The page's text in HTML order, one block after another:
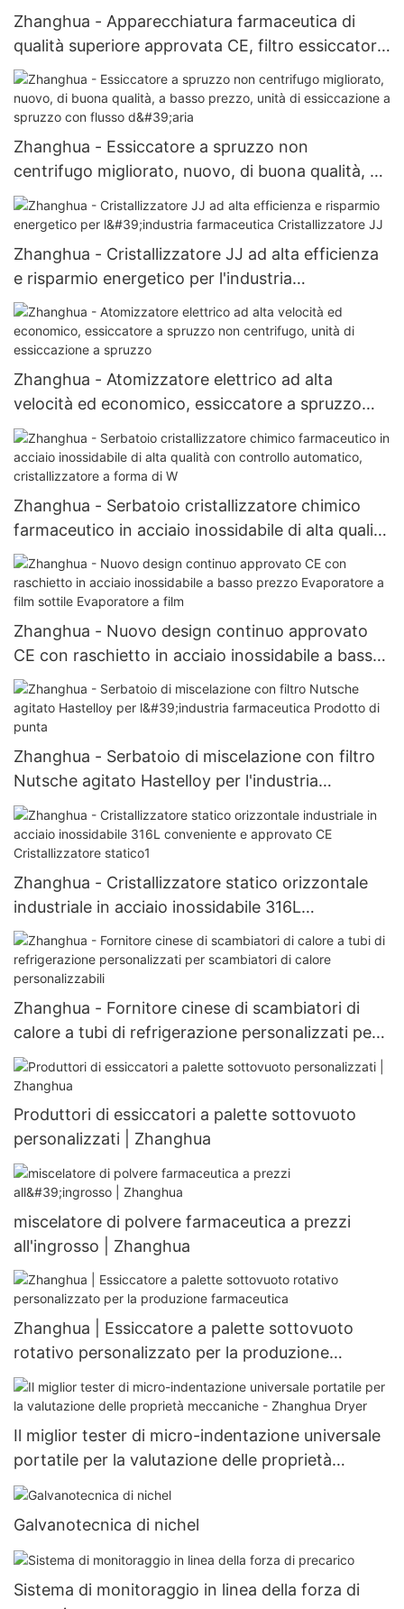
Zhanghua - Apparecchiatura farmaceutica di
qualità superiore approvata CE, filtro essiccatore
Nutsche agitato
Zhanghua - Essiccatore a spruzzo non
centrifugo migliorato, nuovo, di buona qualità, a
basso prezzo, unità di essiccazione a spruzzo
con flusso d'aria
Zhanghua - Cristallizzatore JJ ad alta efficienza
e risparmio energetico per l'industria
farmaceutica Cristallizzatore JJ
Zhanghua - Atomizzatore elettrico ad alta
velocità ed economico, essiccatore a spruzzo
non centrifugo, unità di essiccazione a spruzzo
Zhanghua - Serbatoio cristallizzatore chimico
farmaceutico in acciaio inossidabile di alta qualità
con controllo automatico, cristallizzatore a
forma di W
Zhanghua - Nuovo design continuo approvato
CE con raschietto in acciaio inossidabile a basso
prezzo Evaporatore a film sottile Evaporatore a
film
Zhanghua - Serbatoio di miscelazione con filtro
Nutsche agitato Hastelloy per l'industria
farmaceutica Prodotto di punta
Zhanghua - Cristallizzatore statico orizzontale
industriale in acciaio inossidabile 316L
conveniente e approvato CE Cristallizzatore
statico1
Zhanghua - Fornitore cinese di scambiatori di
calore a tubi di refrigerazione personalizzati per
scambiatori di calore personalizzabili
Produttori di essiccatori a palette sottovuoto
personalizzati | Zhanghua
miscelatore di polvere farmaceutica a prezzi
all'ingrosso | Zhanghua
Zhanghua | Essiccatore a palette sottovuoto
rotativo personalizzato per la produzione
farmaceutica
Il miglior tester di micro-indentazione universale
portatile per la valutazione delle proprietà
meccaniche - Zhanghua Dryer
Galvanotecnica di nichel
Sistema di monitoraggio in linea della forza di